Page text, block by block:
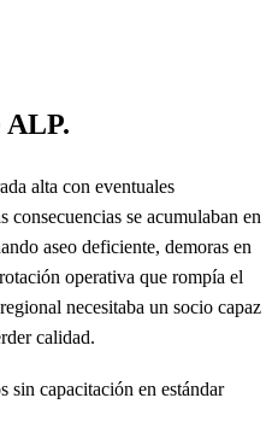
ALP.
alta con eventuales
se acumulaban en
aseo deficiente, demoras en
operativa que rompía el
necesitaba un socio capaz
calidad.
sin capacitación en estándar